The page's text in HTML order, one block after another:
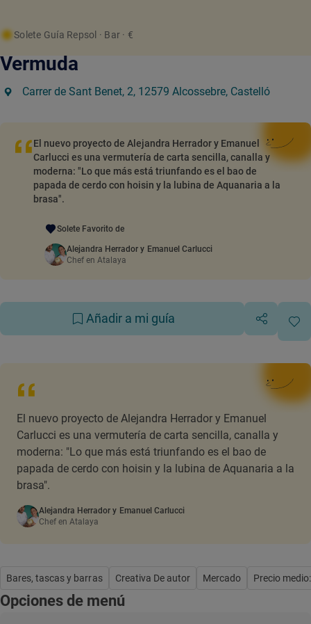
Solete Guía Repsol · Bar · €
Vermuda
Carrer de Sant Benet, 2, 12579 Alcossebre, Castelló
El nuevo proyecto de Alejandra Herrador y Emanuel
Carlucci es una vermutería de carta sencilla, canalla y
moderna: "Lo que más está triunfando es el bao de
papada de cerdo con hoisin y la lubina de Aquanaria a la
brasa".
Solete Favorito de
Alejandra Herrador y Emanuel Carlucci
Chef en Atalaya
Añadir a mi guía
El nuevo proyecto de Alejandra Herrador y Emanuel
Carlucci es una vermutería de carta sencilla, canalla y
moderna: "Lo que más está triunfando es el bao de
papada de cerdo con hoisin y la lubina de Aquanaria a la
brasa".
Alejandra Herrador y Emanuel Carlucci
Chef en Atalaya
Bares, tascas y barras Creativa De autor Mercado Precio
Opciones de menú